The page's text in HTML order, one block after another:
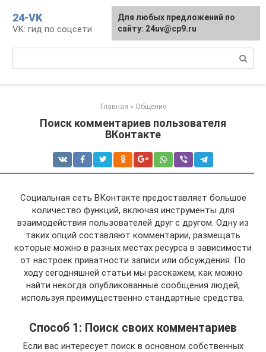
контенту
24-VK
VK: гид по соцсети
Главная » Общение
Поиск комментариев пользователя
ВКонтакте
Социальная сеть ВКонтакте предоставляет большое
количество функций, включая инструменты для
взаимодействия пользователей друг с другом. Одну из
таких опций составляют комментарии, размещать
которые можно в разных местах ресурса в зависимости
от настроек приватности записи или обсуждения. По
ходу сегодняшней статьи мы расскажем, как можно
найти некогда опубликованные сообщения людей,
используя преимущественно стандартные средства.
Способ 1: Поиск своих комментариев
Если вас интересует поиск в основном собственных
Для любых предложений по
сайту: 24uv@cp9.ru